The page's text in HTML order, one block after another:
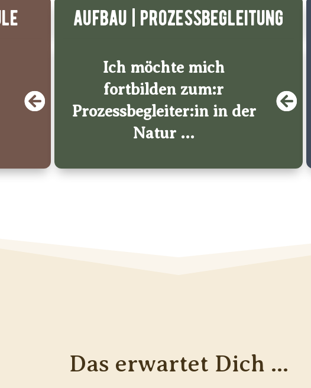
aufbau | prozessbegleitung
Ich möchte mich
fortbilden zum:r
Prozessbegleiter:in in der
Natur ...
Das erwartet Dich ...